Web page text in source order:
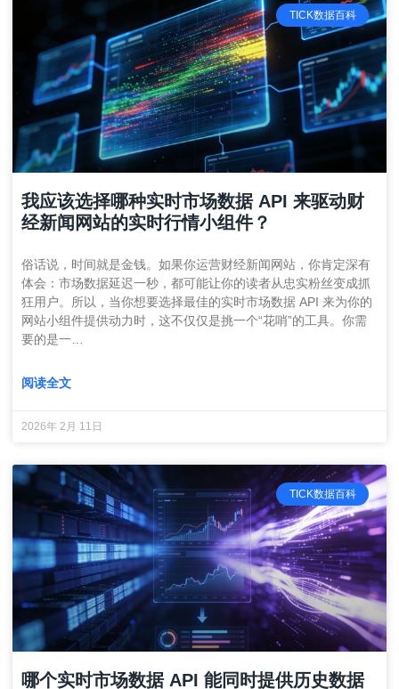
TICK数据百科
我应该选择哪种实时市场数据 API 来驱动财
经新闻网站的实时行情小组件？
俗话说，时间就是金钱。如果你运营财经新闻网站，你肯定深有
体会：市场数据延迟一秒，都可能让你的读者从忠实粉丝变成抓
狂用户。所以，当你想要选择最佳的实时市场数据 API 来为你的
网站小组件提供动力时，这不仅仅是挑一个“花哨”的工具。你需
要的是一…
阅读全文
2026年 2月 11日
TICK数据百科
哪个实时市场数据 API 能同时提供历史数据